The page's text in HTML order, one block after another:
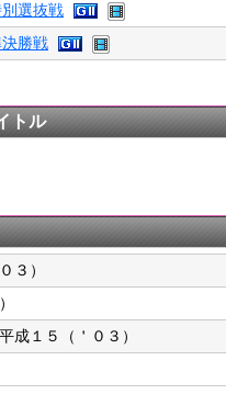
選抜戦
勝戦
トル
３）
１５（＇０３）